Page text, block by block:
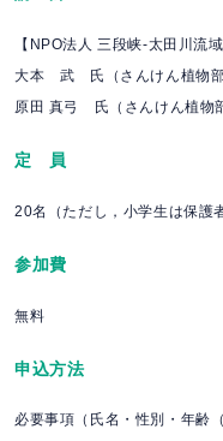
【NPO法人 三段峡-太田川流
大本 武 氏（さんけん植物部
原田 真弓 氏（さんけん植物
定 員
20名 （ただし，小学生は保護
参加費
無料
申込方法
必要事項（氏名・性別・年齢